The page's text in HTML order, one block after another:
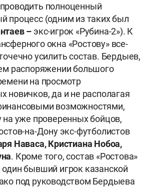
полноценный
процесс (одним из таких был
– экс-игрок «Рубина-2»). К
окна «Ростову» все-
усилить состав. Бердыев,
распоряжении большого
на просмотр
новичков, да и не располагая
возможностями,
на уже проверенных бойцов,
на-Дону экс-футболистов
Наваса, Кристиана Нобоа,
. Кроме того, состав «Ростова»
бывший игрок казанской
под руководством Бердыева